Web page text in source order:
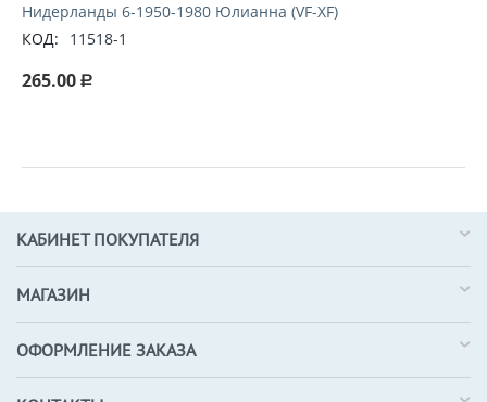
Нидерланды 6-1950-1980 Юлианна (VF-XF)
КОД:
11518-1
265.00 Р
КАБИНЕТ ПОКУПАТЕЛЯ
МАГАЗИН
ОФОРМЛЕНИЕ ЗАКАЗА